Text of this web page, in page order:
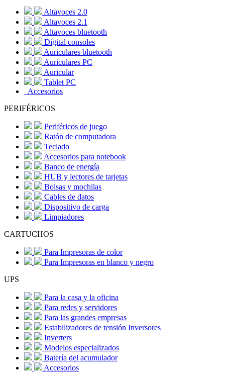
Altavoces 2.0
Altavoces 2.1
Altavoces bluetooth
Digital consoles
Auriculares bluetooth
Auriculares PC
Auricular
Tablet PC
Accesorios
PERIFÉRICOS
Periféricos de juego
Ratón de computadora
Teclado
Accesorios para notebook
Banco de energía
HUB y lectores de tarjetas
Bolsas y mochilas
Cables de datos
Dispositivo de carga
Limpiadores
CARTUCHOS
Para Impresoras de color
Para Impresoras en blanco y negro
UPS
Para la casa y la oficina
Para redes y servidores
Para las grandes empresas
Estabilizadores de tensión Inversores
Inverters
Modelos especializados
Batería del acumulador
Accesorios